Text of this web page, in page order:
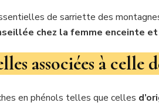
de sarriette des
chez la femme enceinte
associées à celle
en phénols telles que celles